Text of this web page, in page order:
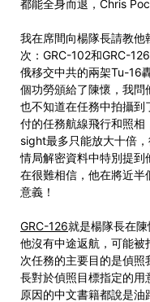
都能全身而退，Chris
我在席間向楊隊長請教
次：GRC-102和GRC-
俄移交中共的兩架Tu-16
個功勞頒給了陳懷，我問
也不知道在任務中拍攝
付的任務航線飛行和照
sight最多只能放大十倍
情局解密資料中特別提
在很難相信，他在將近
意義！
GRC-126就是楊隊長在
他沒有中途返航，可能被
次任務的主要目的是偵
長對於偵照目標指定的用
原因的中文書籍都說是